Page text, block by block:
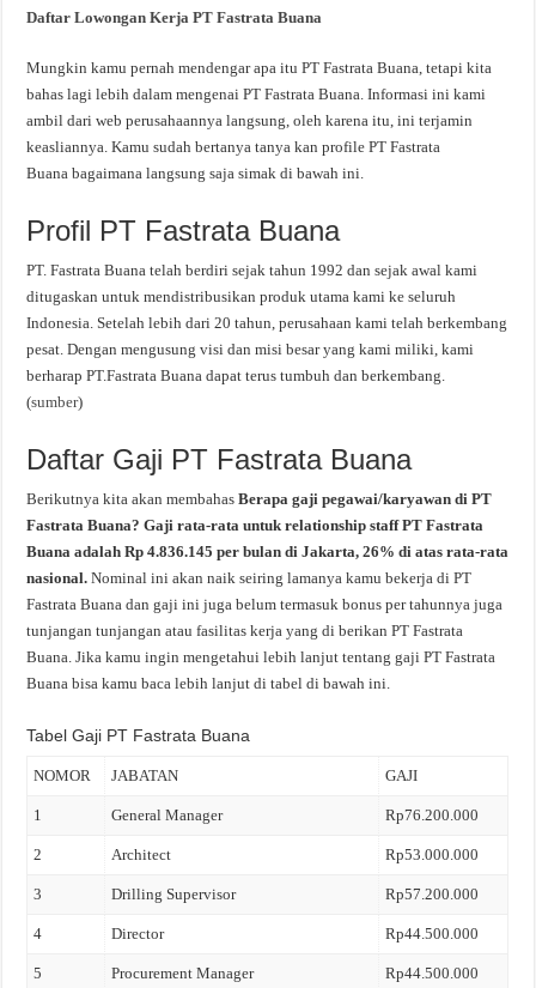
Daftar Lowongan Kerja PT Fastrata Buana
Mungkin kamu pernah mendengar apa itu PT Fastrata Buana, tetapi kita
bahas lagi lebih dalam mengenai PT Fastrata Buana. Informasi ini kami
ambil dari web perusahaannya langsung, oleh karena itu, ini terjamin
keasliannya. Kamu sudah bertanya tanya kan profile PT Fastrata
Buana bagaimana langsung saja simak di bawah ini.
Profil PT Fastrata Buana
PT. Fastrata Buana telah berdiri sejak tahun 1992 dan sejak awal kami
ditugaskan untuk mendistribusikan produk utama kami ke seluruh
Indonesia. Setelah lebih dari 20 tahun, perusahaan kami telah berkembang
pesat. Dengan mengusung visi dan misi besar yang kami miliki, kami
berharap PT.Fastrata Buana dapat terus tumbuh dan berkembang.
(sumber)
Daftar Gaji PT Fastrata Buana
Berikutnya kita akan membahasBerapa gaji pegawai/karyawan di PT
Fastrata Buana? Gaji rata-rata untuk relationship staff PT Fastrata
Buana adalah Rp 4.836.145 per bulan di Jakarta, 26% di atas rata-rata
nasional.Nominal ini akan naik seiring lamanya kamu bekerja di PT
Fastrata Buana dan gaji ini juga belum termasuk bonus per tahunnya juga
tunjangan tunjangan atau fasilitas kerja yang di berikan PT Fastrata
Buana. Jika kamu ingin mengetahui lebih lanjut tentang gaji PT Fastrata
Buana bisa kamu baca lebih lanjut di tabel di bawah ini.
Tabel Gaji PT Fastrata Buana
NOMOR JABATAN GAJI
1 General Manager Rp76.200.000
2 Architect Rp53.000.000
3 Drilling Supervisor Rp57.200.000
4 Director Rp44.500.000
5 Procurement Manager Rp44.500.000